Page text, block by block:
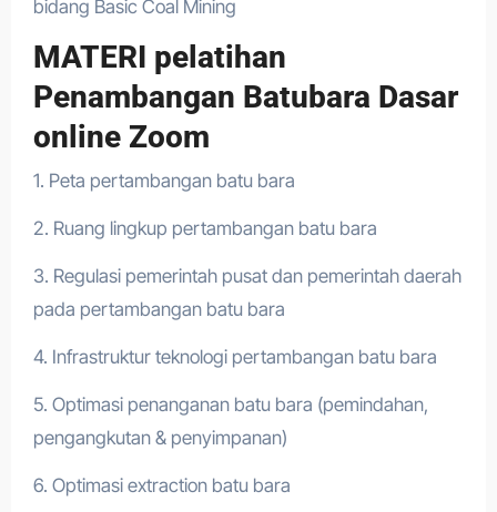
bidang Basic Coal Mining
MATERI pelatihan
Penambangan Batubara Dasar
online Zoom
1. Peta pertambangan batu bara
2. Ruang lingkup pertambangan batu bara
3. Regulasi pemerintah pusat dan pemerintah daerah
pada pertambangan batu bara
4. Infrastruktur teknologi pertambangan batu bara
5. Optimasi penanganan batu bara (pemindahan,
pengangkutan & penyimpanan)
6. Optimasi extraction batu bara